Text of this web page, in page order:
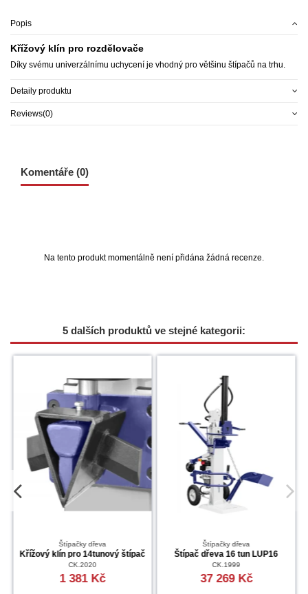
Popis
Křížový klín pro rozdělovače
Díky svému univerzálnímu uchycení je vhodný pro většinu štípačů na trhu.
Detaily produktu
Reviews(0)
Komentáře (0)
Na tento produkt momentálně není přidána žádná recenze.
5 dalších produktů ve stejné kategorii:
Štípačky dřeva
Štípač dřeva 8 tun LUP8E +
křížový klín
CK.2108
Štípačky dřeva
Štípač dřeva 14 tun LUP14
CK.1612
26 231 Kč